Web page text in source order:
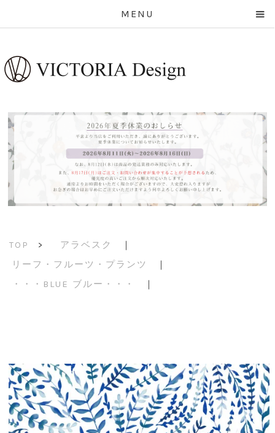
MENU
TOP > アラベスク
｜
リーフ・フルーツ・プランツ
｜
・・・BLUE ブルー・・・
｜